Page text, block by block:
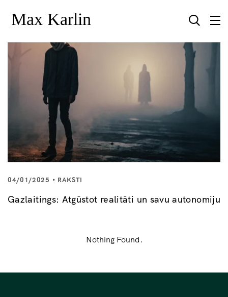
04/01/2025 RAKSTI
Gazlaitings: Atgūstot realitāti un savu autonomiju
Nothing Found.